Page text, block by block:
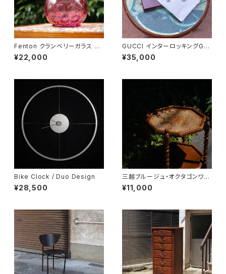
Fenton クランベリーガラス ピ
ッチャー
¥22,000
GUCCI インターロッキングGド
ッグ キーホルダー
¥35,000
Bike Clock / Duo Design
¥28,500
三越ブルージュ・オクタゴンワゴ
ン
¥11,000